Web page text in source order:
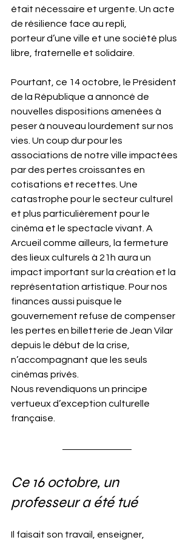
était nécessaire et urgente. Un acte
de résilience face au repli,
porteur d’une ville et une société plus
libre, fraternelle et solidaire.
Pourtant, ce 14 octobre, le Président
de la République a annoncé de
nouvelles dispositions amenées à
peser à nouveau lourdement sur nos
vies. Un coup dur pour les
associations de notre ville impactées
par des pertes croissantes en
cotisations et recettes. Une
catastrophe pour le secteur culturel
et plus particulièrement pour le
cinéma et le spectacle vivant. A
Arcueil comme ailleurs, la fermeture
des lieux culturels à 21h aura un
impact important sur la création et la
représentation artistique. Pour nos
finances aussi puisque le
gouvernement refuse de compenser
les pertes en billetterie de Jean Vilar
depuis le début de la crise,
n’accompagnant que les seuls
cinémas privés.
Nous revendiquons un principe
vertueux d’exception culturelle
française.
Ce 16 octobre, un
professeur a été tué
Il faisait son travail, enseigner,